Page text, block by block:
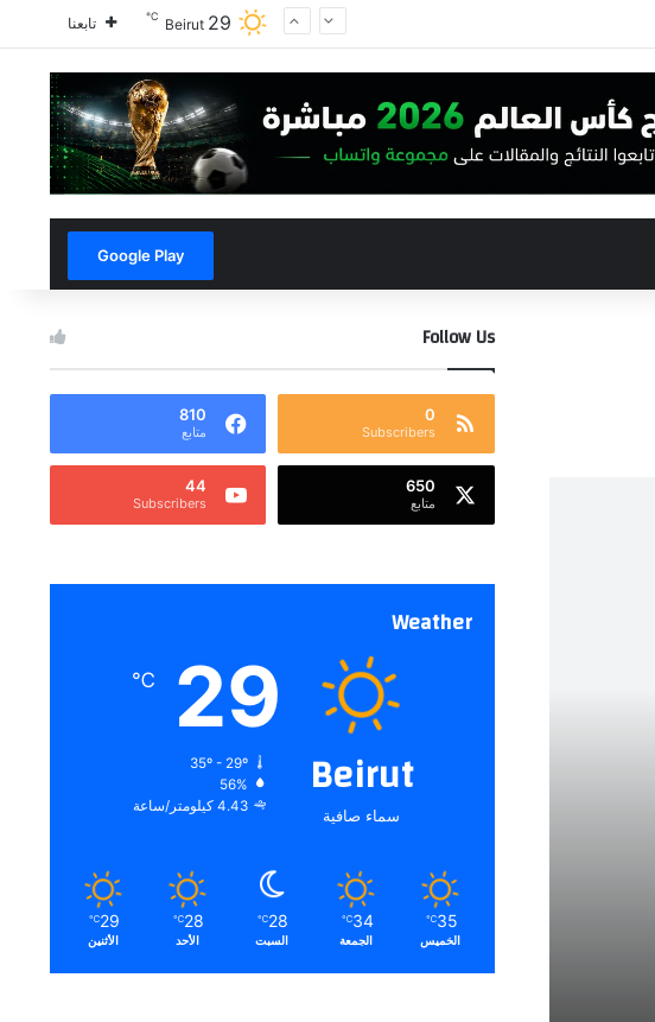
Beirut 29
℃ تابعنا
Google Play
Follow Us
0
Subscribers
810
متابع
650
متابع
44
Subscribers
Weather
Beirut
سماء صافية
29
℃
35º - 29º
56%
4.43 كيلومتر/ساعة
35
℃
الخميس
34
℃
الجمعة
28
℃
السبت
28
℃
الأحد
29
℃
الأثنين